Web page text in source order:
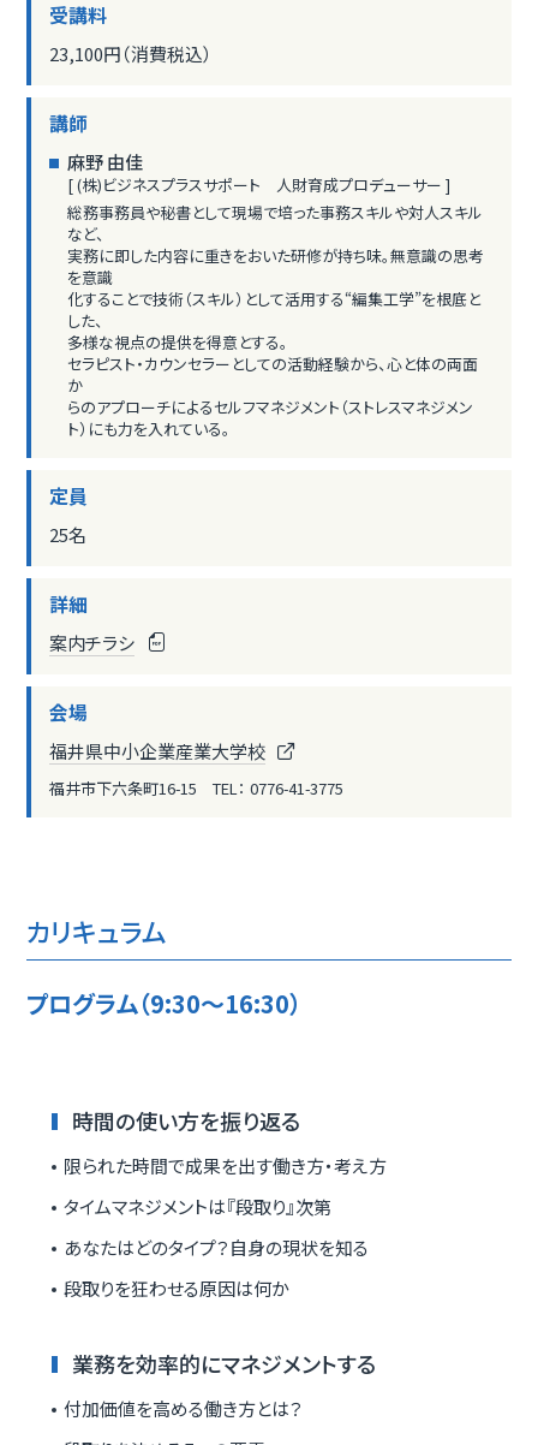
受講料
23,100円（消費税込）
講師
麻野 由佳
[ (株)ビジネスプラスサポート 人財育成プロデューサー ]
総務事務員や秘書として現場で培った事務スキルや対人スキル
など、
実務に即した内容に重きをおいた研修が持ち味。無意識の思考
を意識
化することで技術（スキル）として活用する“編集工学”を根底と
した、
多様な視点の提供を得意とする。
セラピスト・カウンセラーとしての活動経験から、心と体の両面
か
らのアプローチによるセルフマネジメント（ストレスマネジメン
ト）にも力を入れている。
定員
25名
詳細
案内チラシ
会場
福井県中小企業産業大学校
福井市下六条町16-15 TEL： 0776-41-3775
カリキュラム
プログラム（9:30～16:30）
時間の使い方を振り返る
限られた時間で成果を出す働き方・考え方
タイムマネジメントは『段取り』次第
あなたはどのタイプ？自身の現状を知る
段取りを狂わせる原因は何か
業務を効率的にマネジメントする
付加価値を高める働き方とは？